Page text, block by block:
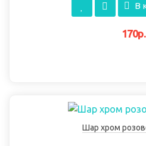
В
170р.
Шар хром